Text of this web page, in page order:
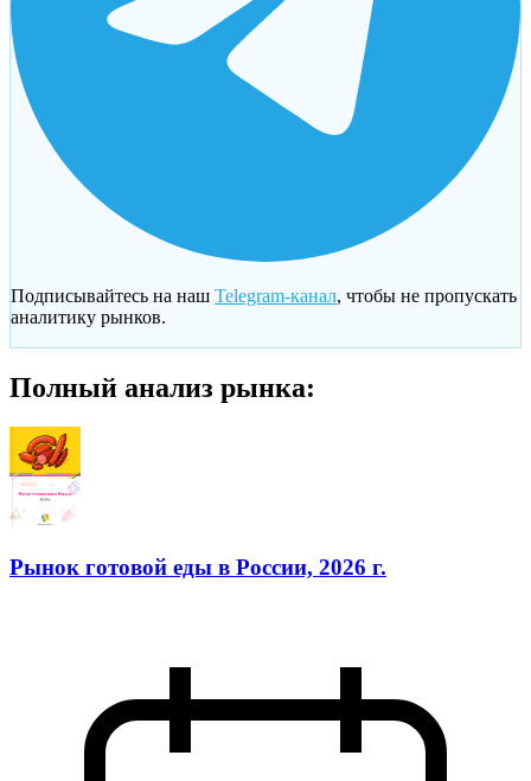
Подписывайтесь на наш Telegram-канал, чтобы не пропускать
аналитику рынков.
Полный анализ рынка:
Рынок готовой еды в России, 2026 г.